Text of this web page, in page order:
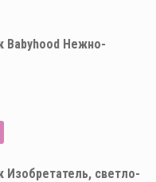
Babyhood Нежно-
Изобретатель, светло-